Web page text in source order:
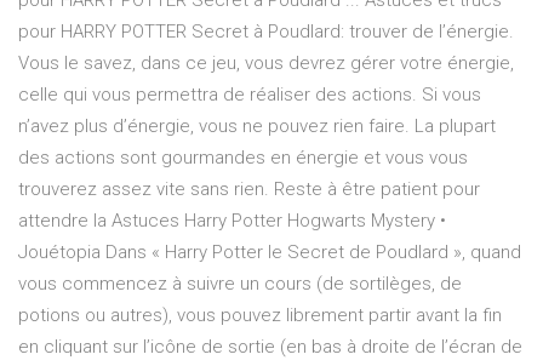
pour HARRY POTTER Secret à Poudlard: trouver de l’énergie.
Vous le savez, dans ce jeu, vous devrez gérer votre énergie,
celle qui vous permettra de réaliser des actions. Si vous
n’avez plus d’énergie, vous ne pouvez rien faire. La plupart
des actions sont gourmandes en énergie et vous vous
trouverez assez vite sans rien. Reste à être patient pour
attendre la Astuces Harry Potter Hogwarts Mystery •
Jouétopia Dans « Harry Potter le Secret de Poudlard », quand
vous commencez à suivre un cours (de sortilèges, de
potions ou autres), vous pouvez librement partir avant la fin
en cliquant sur l’icône de sortie (en bas à droite de l’écran de